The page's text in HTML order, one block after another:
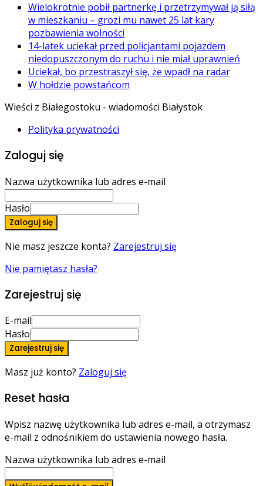
Wielokrotnie pobił partnerkę i przetrzymywał ją siłą
w mieszkaniu – grozi mu nawet 25 lat kary
pozbawienia wolności
14-latek uciekał przed policjantami pojazdem
niedopuszczonym do ruchu i nie miał uprawnień
Uciekał, bo przestraszył się, że wpadł na radar
W hołdzie powstańcom
Wieści z Białegostoku - wiadomości Białystok
Polityka prywatności
Zaloguj się
Nazwa użytkownika lub adres e-mail
Hasło
Zaloguj się
Nie masz jeszcze konta? Zarejestruj się
Nie pamiętasz hasła?
Zarejestruj się
E-mail
Hasło
Zarejestruj się
Masz już konto? Zaloguj się
Reset hasła
Wpisz nazwę użytkownika lub adres e-mail, a otrzymasz
e-mail z odnośnikiem do ustawienia nowego hasła.
Nazwa użytkownika lub adres e-mail